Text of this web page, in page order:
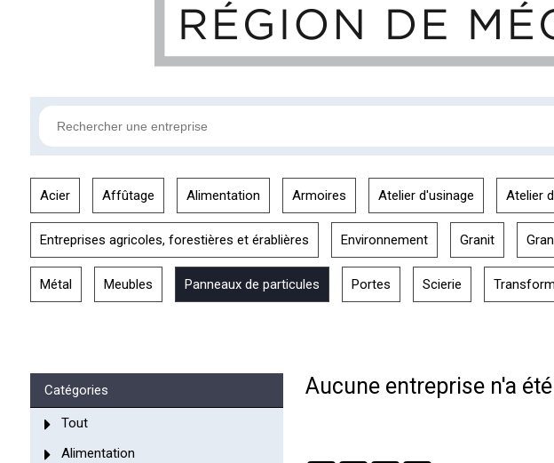
Acier Affûtage Alimentation Armoires Atelier d'usinage Atelier
Entreprises agricoles, forestières et érablières Environnement Granit
Métal Meubles Panneaux de particules Portes Scierie
Catégories
Tout
Alimentation
Aucune entreprise n'a